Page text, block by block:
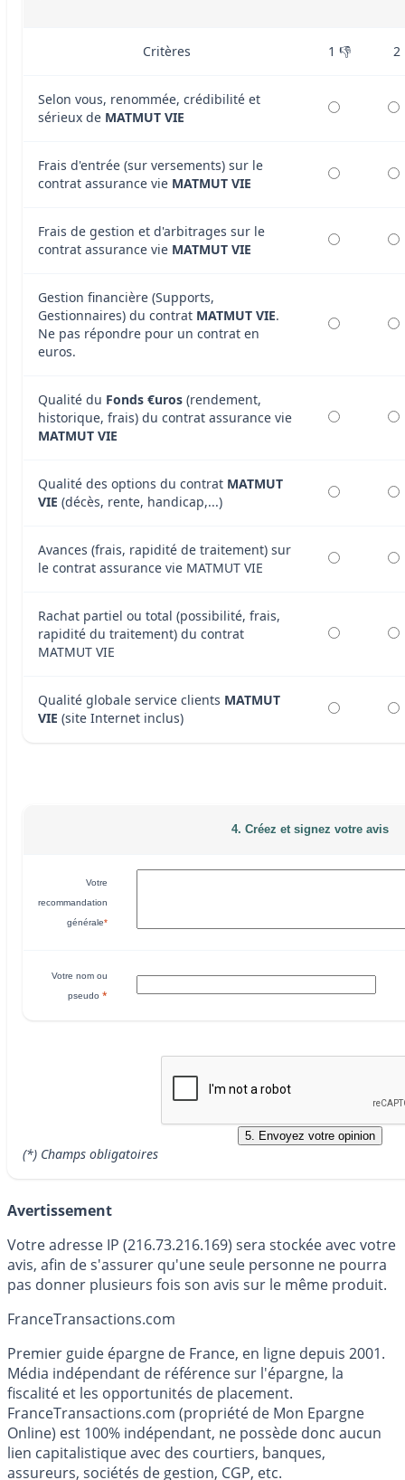
Critères 1 👎 2
Selon vous, renommée, crédibilité et
sérieux de MATMUT VIE
Frais d'entrée (sur versements) sur le
contrat assurance vie MATMUT VIE
Frais de gestion et d'arbitrages sur le
contrat assurance vie MATMUT VIE
Gestion financière (Supports,
Gestionnaires) du contrat MATMUT VIE.
Ne pas répondre pour un contrat en
euros.
Qualité du Fonds €uros (rendement,
historique, frais) du contrat assurance vie
MATMUT VIE
Qualité des options du contrat MATMUT
VIE (décès, rente, handicap,...)
Avances (frais, rapidité de traitement) sur
le contrat assurance vie MATMUT VIE
Rachat partiel ou total (possibilité, frais,
rapidité du traitement) du contrat
MATMUT VIE
Qualité globale service clients MATMUT
VIE (site Internet inclus)
4. Créez et signez votre avis
Votre
recommandation
générale*
Votre nom ou
pseudo *
(*) Champs obligatoires
Avertissement
Votre adresse IP (216.73.216.169) sera stockée avec votre
avis, afin de s'assurer qu'une seule personne ne pourra
pas donner plusieurs fois son avis sur le même produit.
FranceTransactions.com
Premier guide épargne de France, en ligne depuis 2001.
Média indépendant de référence sur l'épargne, la
fiscalité et les opportunités de placement.
FranceTransactions.com (propriété de Mon Epargne
Online) est 100% indépendant, ne possède donc aucun
lien capitalistique avec des courtiers, banques,
assureurs, sociétés de gestion, CGP, etc.